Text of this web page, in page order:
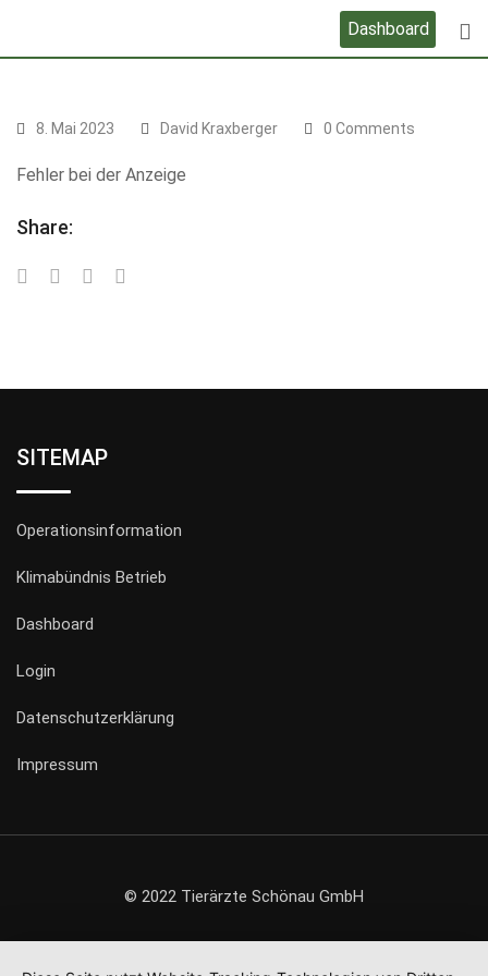
Dashboard
8. Mai 2023 David Kraxberger 0 Comments
Fehler bei der Anzeige
Share:
SITEMAP
Operationsinformation
Klimabündnis Betrieb
Dashboard
Login
Datenschutzerklärung
Impressum
© 2022 Tierärzte Schönau GmbH